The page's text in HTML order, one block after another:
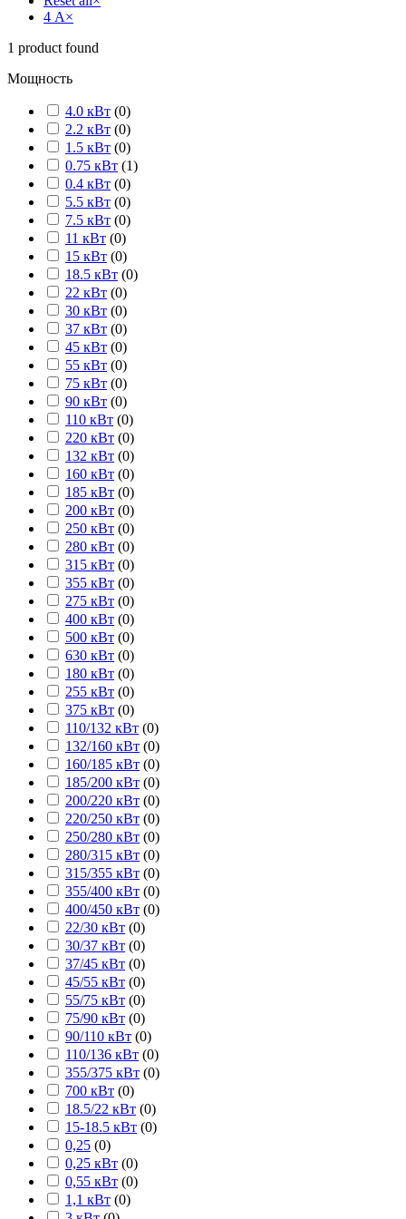
4 А×
1 product found
Мощность
4.0 кВт (0)
2.2 кВт (0)
1.5 кВт (0)
0.75 кВт (1)
0.4 кВт (0)
5.5 кВт (0)
7.5 кВт (0)
11 кВт (0)
15 кВт (0)
18.5 кВт (0)
22 кВт (0)
30 кВт (0)
37 кВт (0)
45 кВт (0)
55 кВт (0)
75 кВт (0)
90 кВт (0)
110 кВт (0)
220 кВт (0)
132 кВт (0)
160 кВт (0)
185 кВт (0)
200 кВт (0)
250 кВт (0)
280 кВт (0)
315 кВт (0)
355 кВт (0)
275 кВт (0)
400 кВт (0)
500 кВт (0)
630 кВт (0)
180 кВт (0)
255 кВт (0)
375 кВт (0)
110/132 кВт (0)
132/160 кВт (0)
160/185 кВт (0)
185/200 кВт (0)
200/220 кВт (0)
220/250 кВт (0)
250/280 кВт (0)
280/315 кВт (0)
315/355 кВт (0)
355/400 кВт (0)
400/450 кВт (0)
22/30 кВт (0)
30/37 кВт (0)
37/45 кВт (0)
45/55 кВт (0)
55/75 кВт (0)
75/90 кВт (0)
90/110 кВт (0)
110/136 кВт (0)
355/375 кВт (0)
700 кВт (0)
18.5/22 кВт (0)
15-18.5 кВт (0)
0,25 (0)
0,25 кВт (0)
0,55 кВт (0)
1,1 кВт (0)